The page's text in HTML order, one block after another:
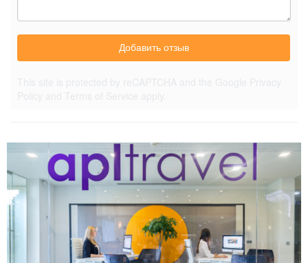
Добавить отзыв